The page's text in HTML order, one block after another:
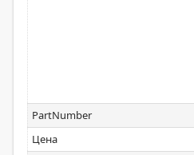
PartNumber
Цена